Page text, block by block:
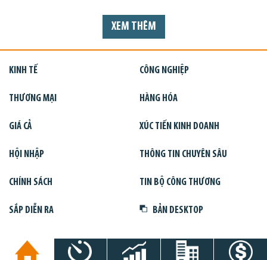
XEM THÊM
KINH TẾ CÔNG NGHIỆP
THƯƠNG MẠI HÀNG HÓA
GIÁ CẢ XÚC TIẾN KINH DOANH
HỘI NHẬP THÔNG TIN CHUYÊN SÂU
CHÍNH SÁCH TIN BỘ CÔNG THƯƠNG
SẮP DIỄN RA BẢN DESKTOP